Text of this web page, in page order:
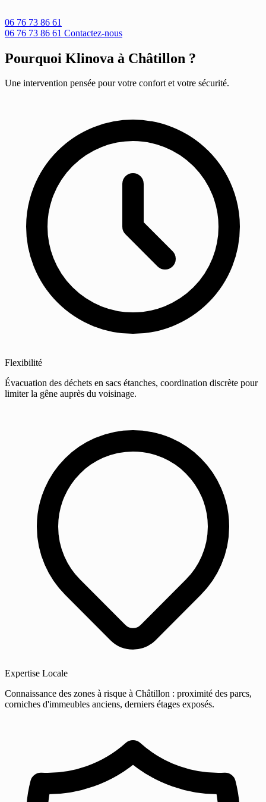
06 76 73 86 61
06 76 73 86 61 Contactez-nous
Pourquoi Klinova à Châtillon ?
Une intervention pensée pour votre confort et votre sécurité.
Flexibilité
Évacuation des déchets en sacs étanches, coordination discrète pour
limiter la gêne auprès du voisinage.
Expertise Locale
Connaissance des zones à risque à Châtillon : proximité des parcs,
corniches d'immeubles anciens, derniers étages exposés.